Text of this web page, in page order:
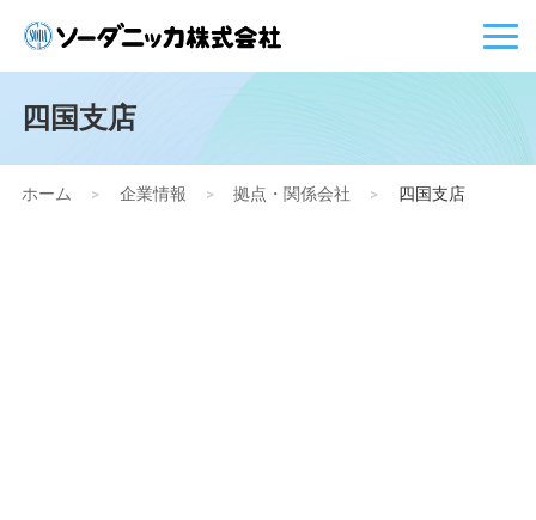
四国支店
ホーム > 企業情報 > 拠点・関係会社 > 四国支店